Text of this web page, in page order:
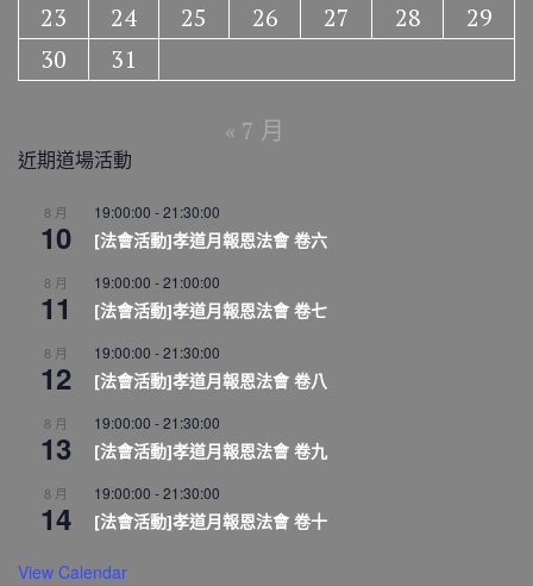
23
24 25 26 27 28
29
30
31
« 7 月
近期道場活動
8 月
10
19:00:00 -21:30:00
[法會活動]孝道月報恩法會 卷六
8 月
11
19:00:00 -21:00:00
[法會活動]孝道月報恩法會 卷七
8 月
12
19:00:00 -21:30:00
[法會活動]孝道月報恩法會 卷八
8 月
13
19:00:00 -21:30:00
[法會活動]孝道月報恩法會 卷九
8 月
14
19:00:00 -21:30:00
[法會活動]孝道月報恩法會 卷十
View Calendar